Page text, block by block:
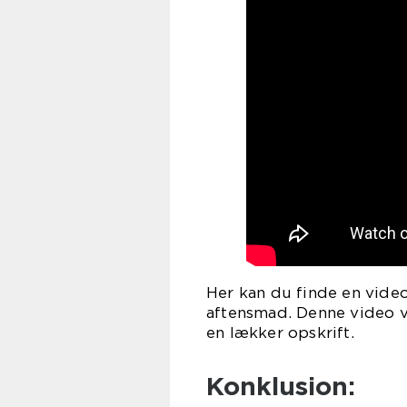
Her kan du finde en
aftensmad. Denne
en lækker opskrift.
Konklusion: